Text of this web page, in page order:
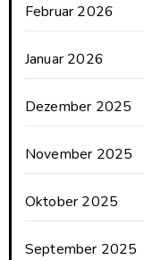
Februar 2026
Januar 2026
Dezember 2025
November 2025
Oktober 2025
September 2025